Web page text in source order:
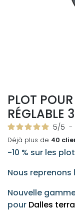
PLOT
5/5 -
Déjà plus de 40
-10 % sur les
Nous
Nouvelle
pour Dalles